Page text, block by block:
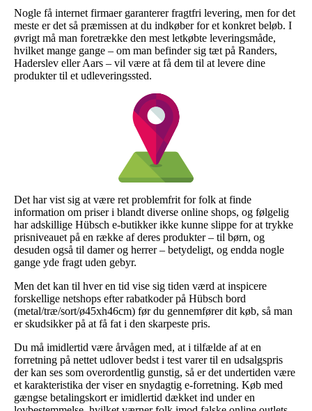
Nogle få internet firmaer garanterer fragtfri levering, men for det
meste er det så præmissen at du indkøber for et konkret beløb. I
øvrigt må man foretrække den mest letkøbte leveringsmåde,
hvilket mange gange – om man befinder sig tæt på Randers,
Haderslev eller Aars – vil være at få dem til at levere dine
produkter til et udleveringssted.
Det har vist sig at være ret problemfrit for folk at finde
information om priser i blandt diverse online shops, og følgelig
har adskillige Hübsch e-butikker ikke kunne slippe for at trykke
prisniveauet på en række af deres produkter – til børn, og
desuden også til damer og herrer – betydeligt, og endda nogle
gange yde fragt uden gebyr.
Men det kan til hver en tid vise sig tiden værd at inspicere
forskellige netshops efter rabatkoder på Hübsch bord
(metal/træ/sort/ø45xh46cm) før du gennemfører dit køb, så man
er skudsikker på at få fat i den skarpeste pris.
Du må imidlertid være årvågen med, at i tilfælde af at en
forretning på nettet udlover bedst i test varer til en udsalgspris
der kan ses som overordentlig gunstig, så er det undertiden være
et karakteristika der viser en snydagtig e-forretning. Køb med
gængse betalingskort er imidlertid dækket ind under en